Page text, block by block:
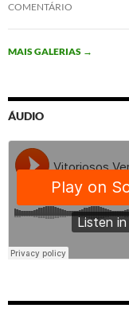
COMENTÁRIO
MAIS GALERIAS →
ÁUDIO